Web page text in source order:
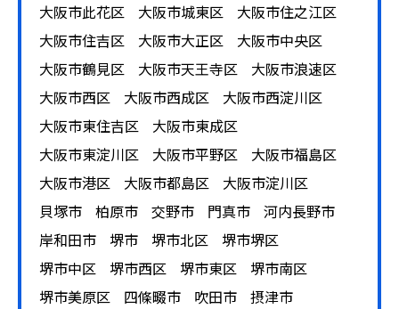
大阪市此花区
大阪市城東区
大阪市住之江区
大阪市住吉区
大阪市大正区
大阪市中央区
大阪市鶴見区
大阪市天王寺区
大阪市浪速区
大阪市西区
大阪市西成区
大阪市西淀川区
大阪市東住吉区
大阪市東成区
大阪市東淀川区
大阪市平野区
大阪市福島区
大阪市港区
大阪市都島区
大阪市淀川区
貝塚市
柏原市 交野市 門真市
河内長野市
岸和田市
堺市 堺市北区
堺市堺区
堺市中区
堺市西区 堺市東区
堺市南区
堺市美原区
四條畷市 吹田市
摂津市